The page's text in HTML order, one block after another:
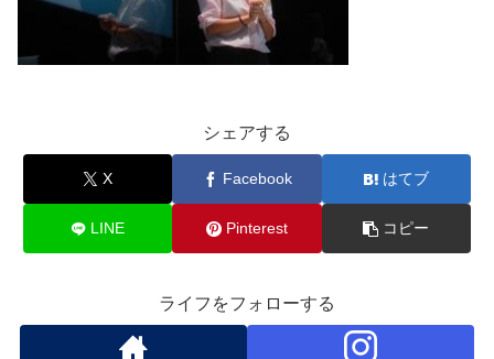
シェアする
X Facebook はてブ
LINE Pinterest コピー
ライフをフォローする